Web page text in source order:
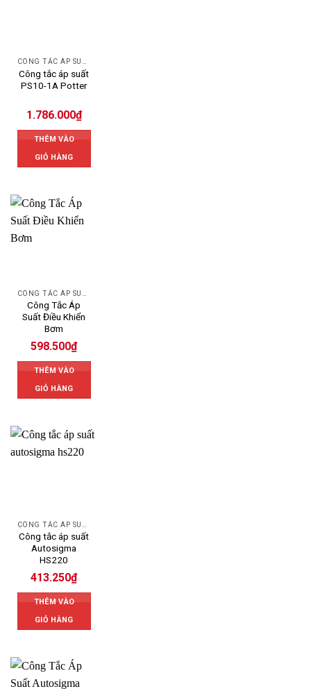
CÔNG TẮC ÁP SUẤT POTTER
Công tắc áp suất
PS10-1A Potter
1.786.000₫
THÊM VÀO
GIỎ HÀNG
Công Tắc Áp
Suất Điều Khiển
Bơm
598.500₫
THÊM VÀO
GIỎ HÀNG
Công tắc áp suất
Autosigma
HS220
413.250₫
THÊM VÀO
GIỎ HÀNG